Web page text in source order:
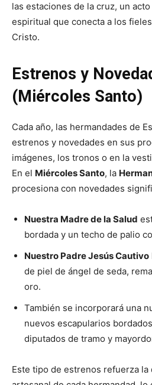
las estaciones de la cruz, un
espiritual que conecta a los
Cristo.
Estrenos y
(Miércoles Santo)
Cada año, las hermandades de
estrenos y novedades en sus
imágenes, los tronos o en la
En el Miércoles Santo, la
procesiona con novedades
Nuestra Madre de la Salud
bordada y un techo de palio
Nuestro Padre Jesús Cautivo
de piel de ángel de seda,
oro.
También se incorporará una
nuevos escapularios
diputados de tramo y
Este tipo de estrenos refuerza la